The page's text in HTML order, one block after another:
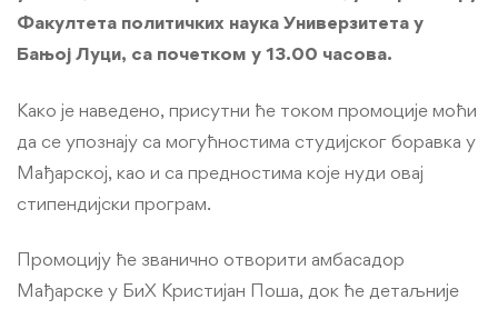
Факултета политичких наука Универзитета у
Бањој Луци, са почетком у 13.00 часова.
Како је наведено, присутни ће током промоције моћи
да се упознају са могућностима студијског боравка у
Мађарској, као и са предностима које нуди овај
стипендијски програм.
Промоцију ће званично отворити амбасадор
Мађарске у БиХ Кристијан Поша, док ће детаљније